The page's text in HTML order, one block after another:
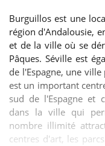
Burguillos est une
région d'Andalousie,
et de la ville où se
Pâques. Séville est
de l'Espagne, une
est un important
sud de l'Espagne et
dans la ville qui
nombre illimité
centres d'art, les